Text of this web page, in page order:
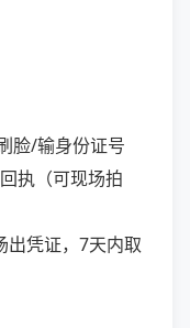
脸/输身份证号
执（可现场拍
凭证，7天内取